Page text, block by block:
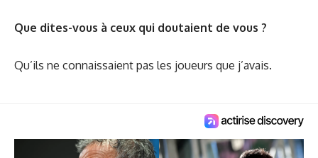
Que dites-vous à ceux qui doutaient de vous ?
Qu’ils ne connaissaient pas les joueurs que j’avais.